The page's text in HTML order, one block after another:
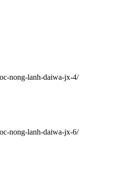
nong-lanh-daiwa-jx-4/
nong-lanh-daiwa-jx-6/